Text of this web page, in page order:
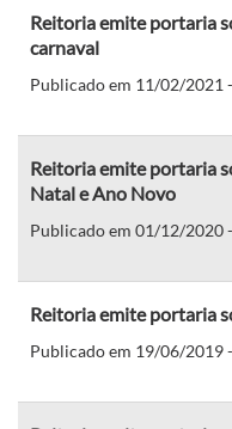
Reitoria emite portaria
carnaval
Publicado em 11/02/2021
Reitoria emite portaria
Natal e Ano Novo
Publicado em 01/12/2020
Reitoria emite portaria
Publicado em 19/06/2019